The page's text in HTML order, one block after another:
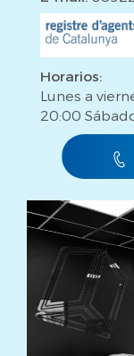
Horarios:
Lunes a
20:00